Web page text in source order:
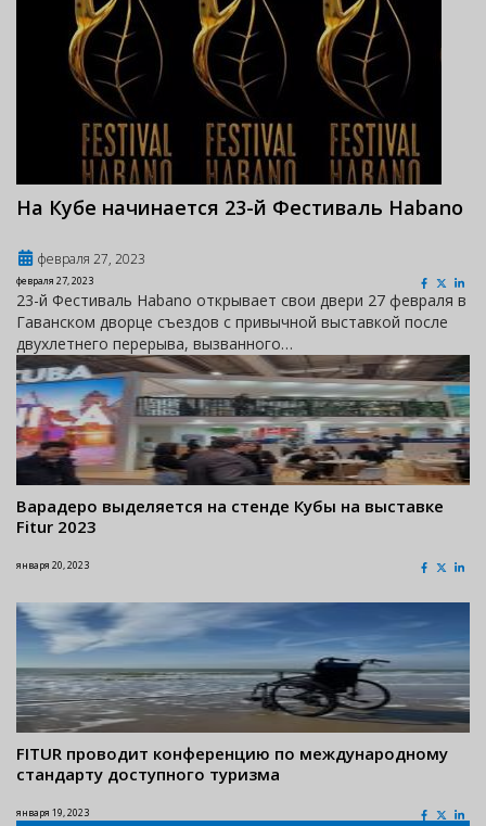
На Кубе начинается 23-й Фестиваль Habano
февраля 27, 2023
февраля 27, 2023
23-й Фестиваль Habano открывает свои двери 27 февраля в
Гаванском дворце съездов с привычной выставкой после
двухлетнего перерыва, вызванного…
Варадеро выделяется на стенде Кубы на выставке
Fitur 2023
января 20, 2023
FITUR проводит конференцию по международному
стандарту доступного туризма
января 19, 2023